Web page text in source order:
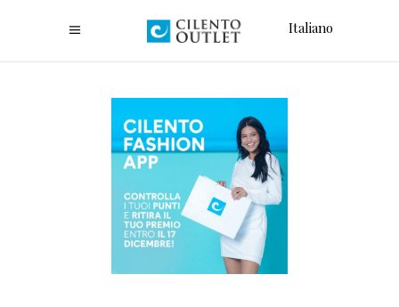
Italiano